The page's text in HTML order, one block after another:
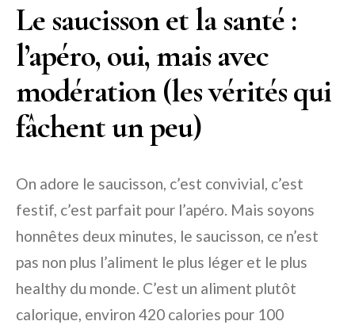
Le saucisson et la santé :
l’apéro, oui, mais avec
modération (les vérités qui
fâchent un peu)
On adore le saucisson, c’est convivial, c’est
festif, c’est parfait pour l’apéro. Mais soyons
honnêtes deux minutes, le saucisson, ce n’est
pas non plus l’aliment le plus léger et le plus
healthy du monde. C’est un aliment plutôt
calorique, environ 420 calories pour 100